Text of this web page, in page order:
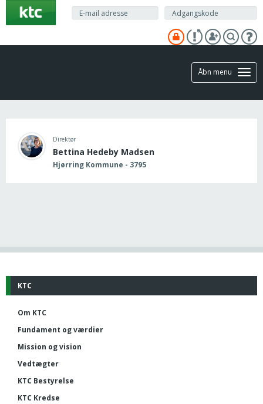
hovedindhold
Åbn menu
Direktør
Bettina Hedeby Madsen
Hjørring Kommune - 3795
KTC
Om KTC
Fundament og værdier
Mission og vision
Vedtægter
KTC Bestyrelse
KTC Kredse